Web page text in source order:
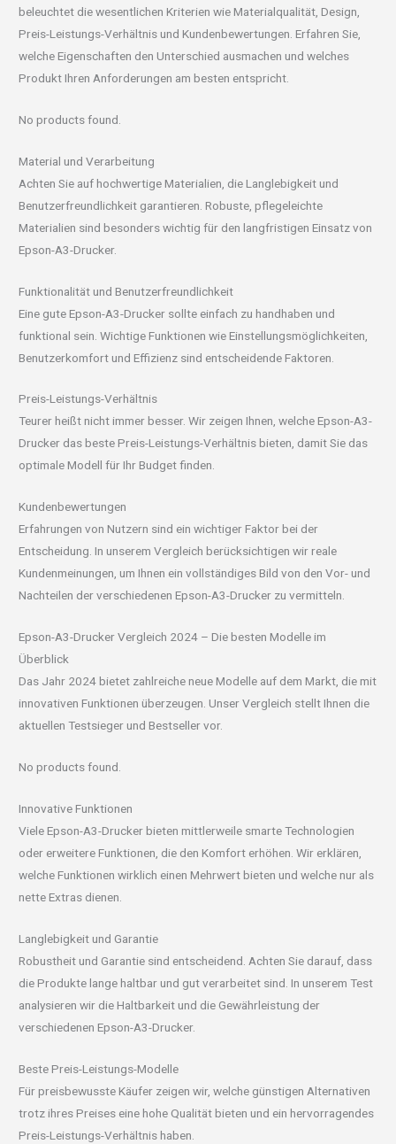
beleuchtet die wesentlichen Kriterien wie Materialqualität, Design,
Preis-Leistungs-Verhältnis und Kundenbewertungen. Erfahren Sie,
welche Eigenschaften den Unterschied ausmachen und welches
Produkt Ihren Anforderungen am besten entspricht.
No products found.
Material und Verarbeitung
Achten Sie auf hochwertige Materialien, die Langlebigkeit und
Benutzerfreundlichkeit garantieren. Robuste, pflegeleichte
Materialien sind besonders wichtig für den langfristigen Einsatz von
Epson-A3-Drucker.
Funktionalität und Benutzerfreundlichkeit
Eine gute Epson-A3-Drucker sollte einfach zu handhaben und
funktional sein. Wichtige Funktionen wie Einstellungsmöglichkeiten,
Benutzerkomfort und Effizienz sind entscheidende Faktoren.
Preis-Leistungs-Verhältnis
Teurer heißt nicht immer besser. Wir zeigen Ihnen, welche Epson-A3-
Drucker das beste Preis-Leistungs-Verhältnis bieten, damit Sie das
optimale Modell für Ihr Budget finden.
Kundenbewertungen
Erfahrungen von Nutzern sind ein wichtiger Faktor bei der
Entscheidung. In unserem Vergleich berücksichtigen wir reale
Kundenmeinungen, um Ihnen ein vollständiges Bild von den Vor- und
Nachteilen der verschiedenen Epson-A3-Drucker zu vermitteln.
Epson-A3-Drucker Vergleich 2024 – Die besten Modelle im
Überblick
Das Jahr 2024 bietet zahlreiche neue Modelle auf dem Markt, die mit
innovativen Funktionen überzeugen. Unser Vergleich stellt Ihnen die
aktuellen Testsieger und Bestseller vor.
No products found.
Innovative Funktionen
Viele Epson-A3-Drucker bieten mittlerweile smarte Technologien
oder erweitere Funktionen, die den Komfort erhöhen. Wir erklären,
welche Funktionen wirklich einen Mehrwert bieten und welche nur als
nette Extras dienen.
Langlebigkeit und Garantie
Robustheit und Garantie sind entscheidend. Achten Sie darauf, dass
die Produkte lange haltbar und gut verarbeitet sind. In unserem Test
analysieren wir die Haltbarkeit und die Gewährleistung der
verschiedenen Epson-A3-Drucker.
Beste Preis-Leistungs-Modelle
Für preisbewusste Käufer zeigen wir, welche günstigen Alternativen
trotz ihres Preises eine hohe Qualität bieten und ein hervorragendes
Preis-Leistungs-Verhältnis haben.